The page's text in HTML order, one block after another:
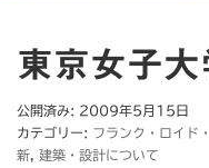
東京女子大
公開済み: 2009年5月15日
カテゴリー: フランク・ロイド
新
建築・設計について